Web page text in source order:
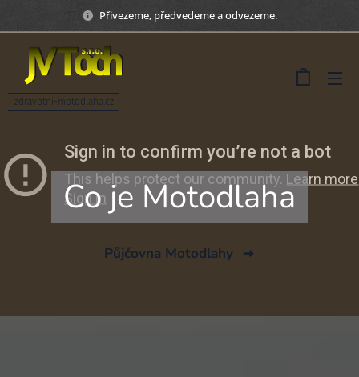
Přivezeme, předvedeme a odvezeme.
zdravotni-motodlaha.cz
Co je Motodlaha
Půjčovna Motodlahy